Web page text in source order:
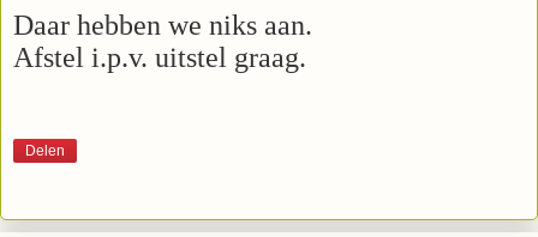
Daar hebben we niks aan.
Afstel i.p.v. uitstel graag.
Delen